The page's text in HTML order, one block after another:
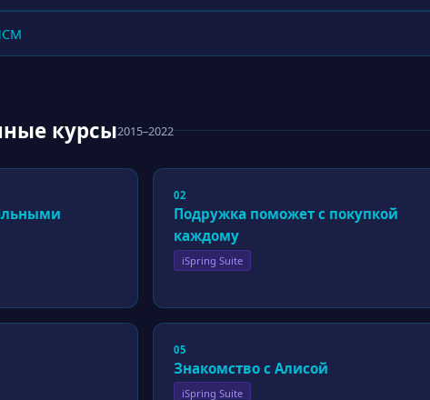
курсы2015–2022
02
Подружка поможет с покупкой
каждому
iSpring Suite
05
Знакомство с Алисой
iSpring Suite